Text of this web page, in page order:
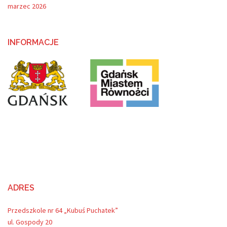
marzec 2026
INFORMACJE
ADRES
Przedszkole nr 64 „Kubuś Puchatek”
ul. Gospody 20